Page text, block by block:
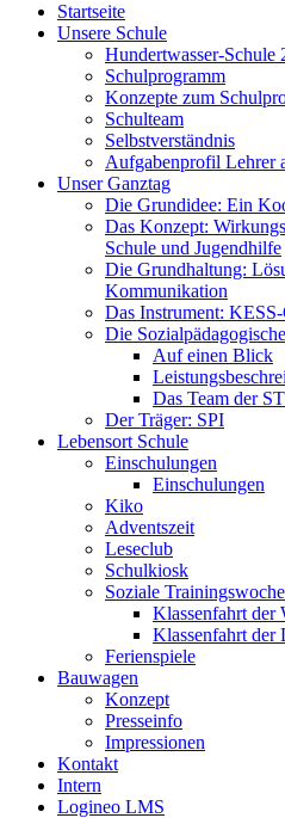
Startseite
Unsere Schule
Hundertwasser-Schule
Schulprogramm
Konzepte zum
Schulteam
Selbst­ver­ständ­nis
Aufgabenprofil Lehrer
Unser Ganztag
Die Grundidee: Ein
Das Konzept:
Schule und Jugendhilfe
Die Grundhaltung:
Kommunikation
Das Instrument: KESS-
Die
Auf einen Blick
Das Team der
Der Träger: SPI
Lebensort Schule
Einschulungen
Einschulungen
Kiko
Adventszeit
Leseclub
Schulkiosk
Soziale
Klassenfahrt der
Klassenfahrt der
Ferienspiele
Bauwagen
Konzept
Presseinfo
Impressionen
Kontakt
Intern
Logineo LMS